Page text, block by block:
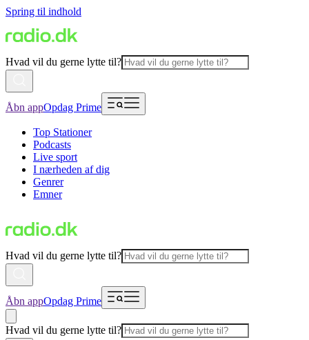
Spring til indhold
Hvad vil du gerne lytte til?
Åbn appOpdag Prime
Top Stationer
Podcasts
Live sport
I nærheden af dig
Genrer
Emner
Hvad vil du gerne lytte til?
Åbn appOpdag Prime
Hvad vil du gerne lytte til?